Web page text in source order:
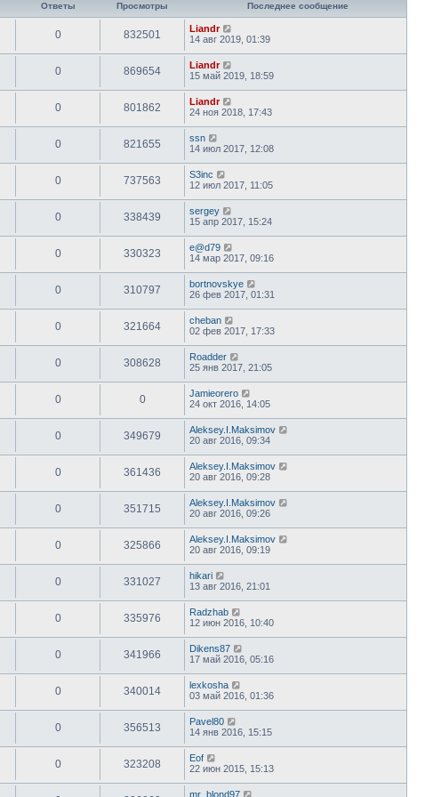
Ответы Просмотры Последнее сообщение
0 832501
Liandr
14 авг 2019, 01:39
0 869654
Liandr
15 май 2019, 18:59
0 801862
Liandr
24 ноя 2018, 17:43
0 821655
ssn
14 июл 2017, 12:08
0 737563
S3inc
12 июл 2017, 11:05
0 338439
sergey
15 апр 2017, 15:24
0 330323
e@d79
14 мар 2017, 09:16
0 310797
bortnovskye
26 фев 2017, 01:31
0 321664
cheban
02 фев 2017, 17:33
0 308628
Roadder
25 янв 2017, 21:05
0 0
Jamieorero
24 окт 2016, 14:05
0 349679
Aleksey.I.Maksimov
20 авг 2016, 09:34
0 361436
Aleksey.I.Maksimov
20 авг 2016, 09:28
0 351715
Aleksey.I.Maksimov
20 авг 2016, 09:26
0 325866
Aleksey.I.Maksimov
20 авг 2016, 09:19
0 331027
hikari
13 авг 2016, 21:01
0 335976
Radzhab
12 июн 2016, 10:40
0 341966
Dikens87
17 май 2016, 05:16
0 340014
lexkosha
03 май 2016, 01:36
0 356513
Pavel80
14 янв 2016, 15:15
0 323208
Eof
22 июн 2015, 15:13
mr_blond97